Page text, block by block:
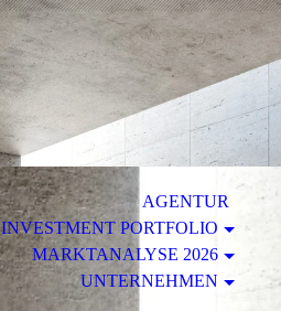
AGENTUR
INVESTMENT PORTFOLIO
MARKTANALYSE 2026
UNTERNEHMEN